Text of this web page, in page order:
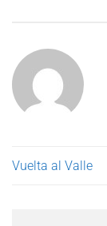
Vuelta al Valle